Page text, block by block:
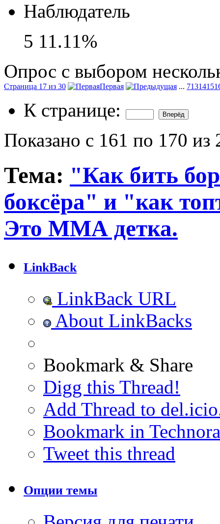
Наблюдатель
5 11.11%
Опрос с выбором
Страница 17 из 30 Первая ... 7131415
К странице:
Показано с 161 по 170 из
Тема: "Как бить
боксёра" и "как
Это ММА детка.
LinkBack
LinkBack URL
About LinkBacks
Bookmark & Share
Digg this Thread!
Add Thread to
Bookmark in
Tweet this thread
Опции темы